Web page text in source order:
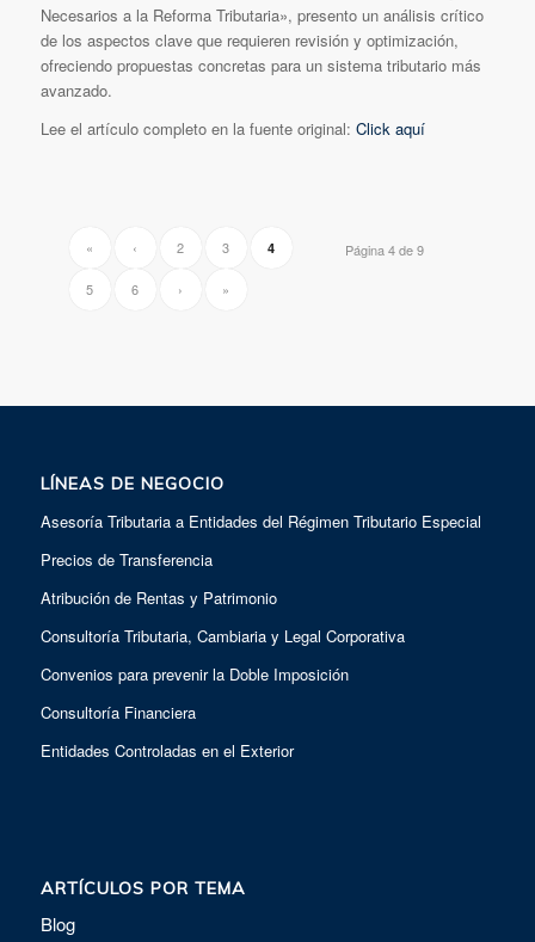
Necesarios a la Reforma Tributaria», presento un análisis crítico
de los aspectos clave que requieren revisión y optimización,
ofreciendo propuestas concretas para un sistema tributario más
avanzado.
Lee el artículo completo en la fuente original: Click aquí
Página 4 de 9
« ‹ 2 3 4
5 6 › »
LÍNEAS DE NEGOCIO
Asesoría Tributaria a Entidades del Régimen Tributario Especial
Precios de Transferencia
Atribución de Rentas y Patrimonio
Consultoría Tributaria, Cambiaria y Legal Corporativa
Convenios para prevenir la Doble Imposición
Consultoría Financiera
Entidades Controladas en el Exterior
ARTÍCULOS POR TEMA
Blog